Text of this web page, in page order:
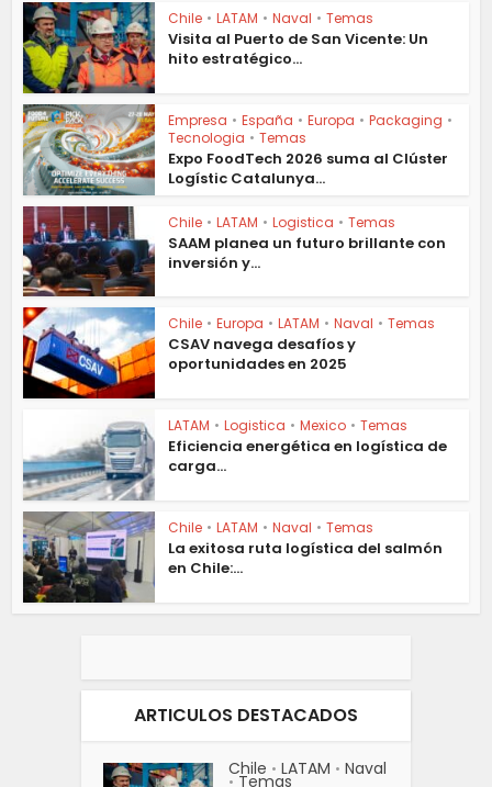
Chile • LATAM • Naval • Temas
Visita al Puerto de San Vicente: Un
hito estratégico...
Empresa • España • Europa • Packaging •
Tecnologia • Temas
Expo FoodTech 2026 suma al Clúster
Logístic Catalunya...
Chile • LATAM • Logistica • Temas
SAAM planea un futuro brillante con
inversión y...
Chile • Europa • LATAM • Naval • Temas
CSAV navega desafíos y
oportunidades en 2025
LATAM • Logistica • Mexico • Temas
Eficiencia energética en logística de
carga...
Chile • LATAM • Naval • Temas
La exitosa ruta logística del salmón
en Chile:...
ARTICULOS DESTACADOS
Chile • LATAM • Naval
• Temas